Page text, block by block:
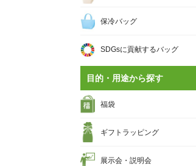
保冷バッグ
SDGsに貢献するバッグ
目的・用途から探す
福袋
ギフトラッピング
展示会・説明会